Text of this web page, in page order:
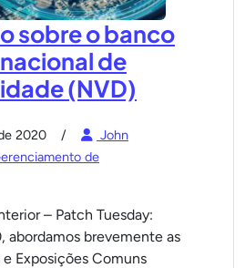
sobre o banco
de
(NVD)
2020
John
de
– Patch Tuesday:
abordamos brevemente as
Exposições Comuns